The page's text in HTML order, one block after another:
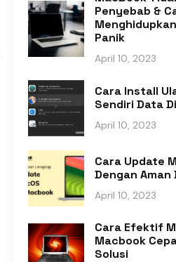
Penyebab &
Panik
April 10, 2023
Cara Install
Sendiri Data
April 10, 2023
Cara Update
Dengan Aman
April 10, 2023
Cara Efektif
Macbook
Solusi